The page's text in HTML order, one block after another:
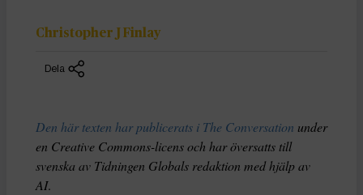
Christopher J Finlay
Dela
Den här texten har publicerats i The Conversation under
en Creative Commons-licens och har översatts till
svenska av Tidningen Globals redaktion med hjälp av
AI.